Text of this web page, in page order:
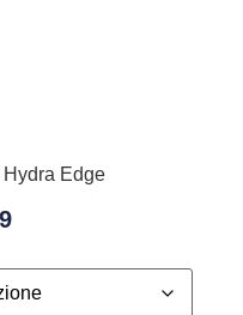
Edge